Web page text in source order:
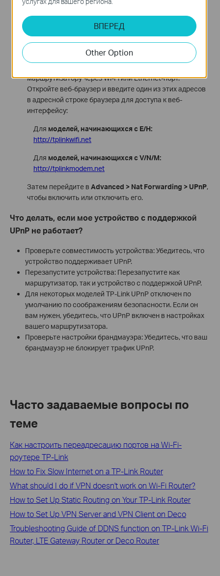
можете включить или отключить его.
Для модема/маршрутизатора TP-Link, настроенного
под ISP
маршрутизатору через Wi-Fi или Ethernet-порт.
Откройте веб-браузер и введите один из этих адресов
в адресной строке браузера для доступа к веб-
интерфейсу:
Для моделей, начинающихся с E/H:
http://tplinkwifi.net
Для моделей, начинающихся с V/N/M:
http://tplinkmodem.net
Затем перейдите в Advanced > Nat Forwarding > UPnP,
чтобы включить или отключить его.
Что делать, если мое устройство с поддержкой
UPnP не работает?
Проверьте совместимость устройства: Убедитесь, что
устройство поддерживает UPnP.
Перезапустите устройства: Перезапустите как
маршрутизатор, так и устройство с поддержкой UPnP.
Для некоторых моделей TP-Link UPnP отключен по
умолчанию по соображениям безопасности. Если он
вам нужен, убедитесь, что UPnP включен в настройках
вашего маршрутизатора.
Проверьте настройки брандмауэра: Убедитесь, что ваш
брандмауэр не блокирует трафик UPnP.
Часто задаваемые вопросы по
теме
Как настроить переадресацию портов на Wi-Fi-
роутере TP-Link
How to Fix Slow Internet on a TP-Link Router
What should I do if VPN doesn't work on Wi-Fi Router?
How to Set Up Static Routing on Your TP-Link Router
How to Set Up VPN Server and VPN Client on Deco
Troubleshooting Guide of DDNS function on TP-Link Wi-Fi
Router, LTE Gateway Router or Deco Router
ВПЕРЕД
Other Option